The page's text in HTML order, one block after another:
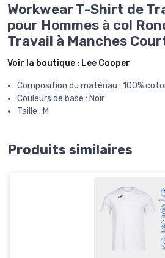
Workwear T-Shirt de
pour Hommes à col
Travail à Manches
Voir la boutique : Lee Cooper
Composition du matériau : 100%
Couleurs de base : Noir
Taille : M
Produits similaires